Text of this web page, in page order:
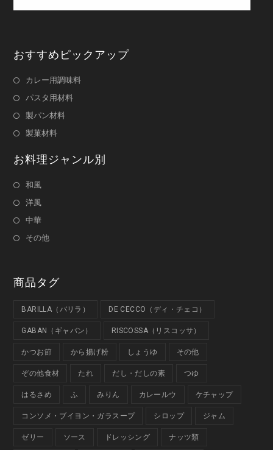
おすすめピックアップ
カレー用調味料
パスタ用材料
製パン材料
製菓材料
お料理ジャンル別
和風
洋風
中華
その他
商品タグ
BARILLA（バリラ） DE CECCO（ディ・チェコ）
GABAN（ギャバン） RISCOSSA（リスコッサ）
かつお節 から揚げ粉 しょうゆ その他
ぞの他食材 たれ だし・だしの素 つゆ
はるさめ ふ みりん カレールウ ケチャップ
コンソメ・ブイヨン・ガラスープ シロップ ジャム
ゼリー ソース ドレッシング ナッツ類